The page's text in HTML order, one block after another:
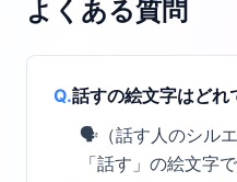
よくある質問
Q.話すの絵文字はどれ
🗣️（話す人のシル
「話す」の絵文字